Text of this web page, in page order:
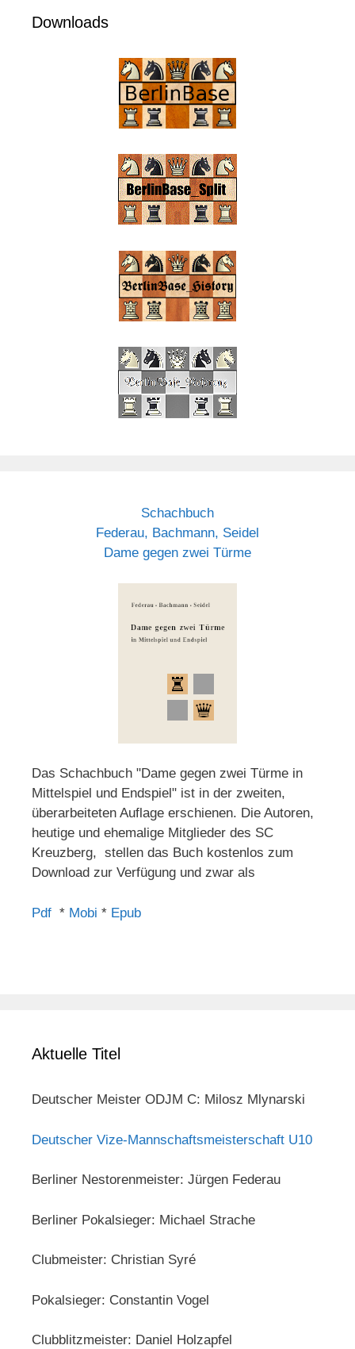
Downloads
Schachbuch
Federau, Bachmann, Seidel
Dame gegen zwei Türme
Das Schachbuch "Dame gegen zwei Türme in
Mittelspiel und Endspiel" ist in der zweiten,
überarbeiteten Auflage erschienen. Die Autoren,
heutige und ehemalige Mitglieder des SC
Kreuzberg, stellen das Buch kostenlos zum
Download zur Verfügung und zwar als
Pdf * Mobi * Epub
Aktuelle Titel
Deutscher Meister ODJM C: Milosz Mlynarski
Deutscher Vize-Mannschaftsmeisterschaft U10
Berliner Nestorenmeister: Jürgen Federau
Berliner Pokalsieger: Michael Strache
Clubmeister: Christian Syré
Pokalsieger: Constantin Vogel
Clubblitzmeister: Daniel Holzapfel